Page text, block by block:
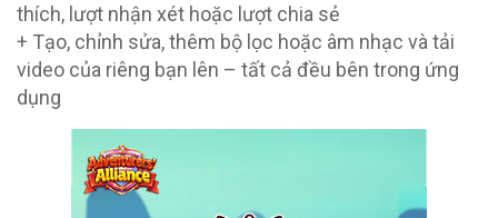
thích, lượt nhận xét hoặc lượt chia sẻ
+ Tạo, chỉnh sửa, thêm bộ lọc hoặc âm nhạc và tải
video của riêng bạn lên – tất cả đều bên trong ứng
dụng